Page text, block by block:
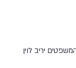
יריב לוין